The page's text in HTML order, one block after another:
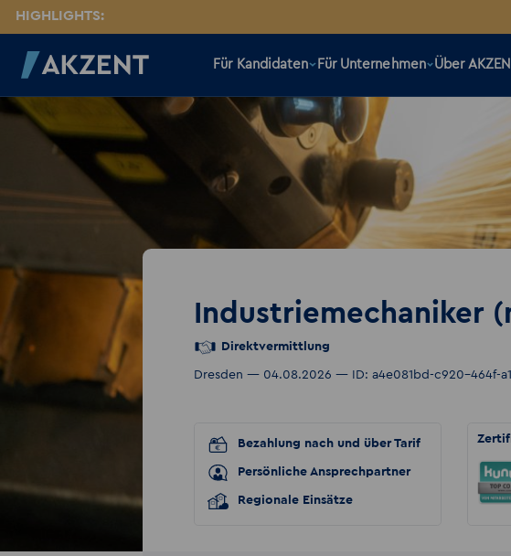
HIGHLIGHTS:
Für Kandidaten Für Unternehmen Über
Industriemechaniker
Direktvermittlung
Dresden — 04.08.2026 — ID: a4e081bd-c920-464f-
Bezahlung nach und über Tarif
Persönliche Ansprechpartner
Regionale Einsätze
Ich
vorher